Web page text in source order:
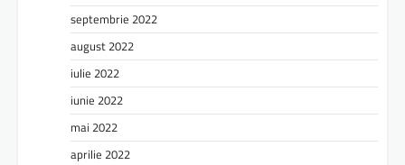
septembrie 2022
august 2022
iulie 2022
iunie 2022
mai 2022
aprilie 2022